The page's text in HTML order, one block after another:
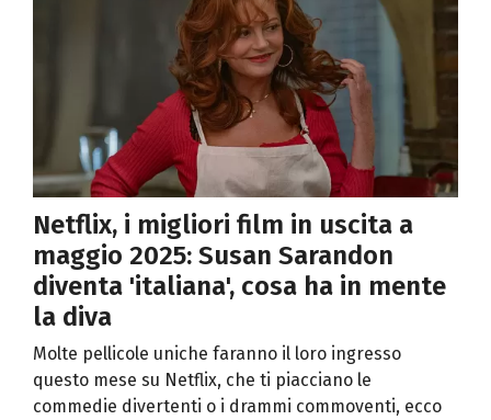
Netflix, i migliori film in uscita a
maggio 2025: Susan Sarandon
diventa 'italiana', cosa ha in mente
la diva
Molte pellicole uniche faranno il loro ingresso
questo mese su Netflix, che ti piacciano le
commedie divertenti o i drammi commoventi, ecco